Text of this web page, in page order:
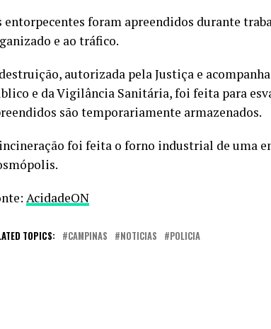
entorpecentes foram apreendidos durante
e ao tráfico.
autorizada pela Justiça e
e da Vigilância Sanitária, foi feita para
são temporariamente armazenados.
foi feita o forno industrial de uma
AcidadeON
TOPICS: CAMPINAS NOTICIAS POLICIA